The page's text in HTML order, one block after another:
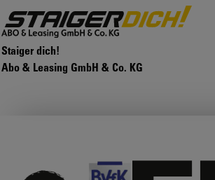
Staiger dich!
Abo & Leasing GmbH & Co. KG